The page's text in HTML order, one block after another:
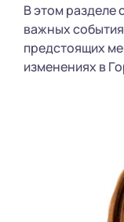
В этом разделе
важных
предстоящих
изменениях в